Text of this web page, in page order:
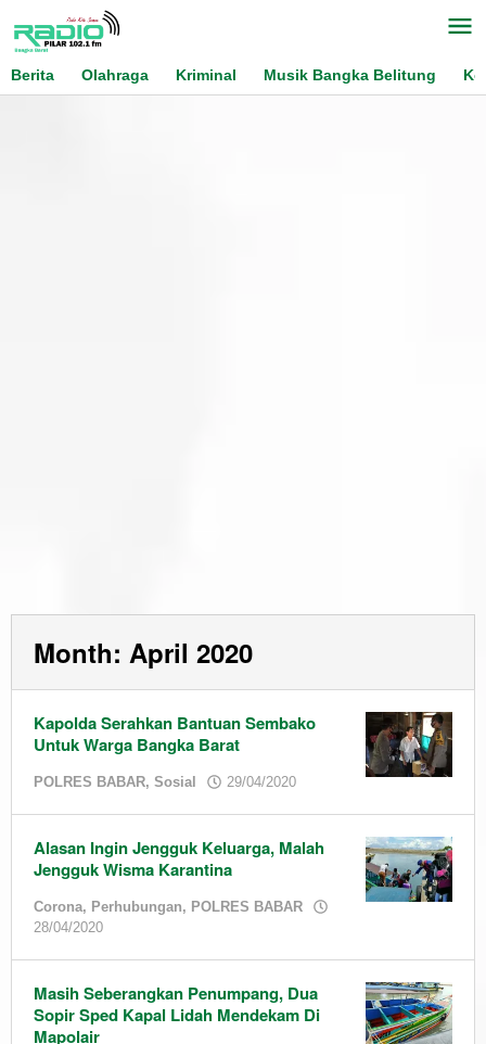
content
Berita
Olahraga Kriminal Musik Bangka Belitung
Month: April 2020
Kapolda Serahkan Bantuan Sembako
Untuk Warga Bangka Barat
POLRES BABAR, Sosial 29/04/2020
Alasan Ingin Jengguk Keluarga, Malah
Jengguk Wisma Karantina
Corona, Perhubungan, POLRES BABAR
28/04/2020
Masih Seberangkan Penumpang, Dua
Sopir Sped Kapal Lidah Mendekam Di
Mapolair